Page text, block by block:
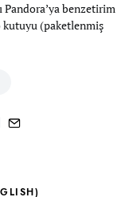
Pandora’ya benzetirim
(paketlenmiş